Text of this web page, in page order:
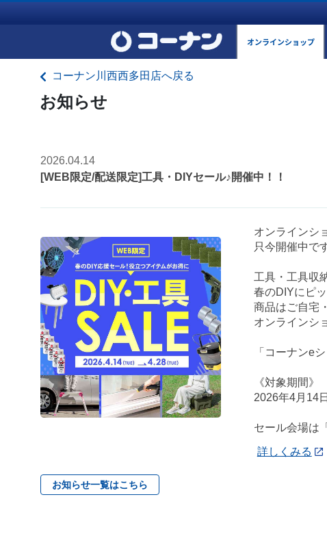
オンラインショップ
コーナン川西西多田店へ戻る
お知らせ
2026.04.14
[WEB限定/配送限定]工具・DIYセール♪開催中！！
オンラインシ
只今開催中で
工具・工具収
春のDIYにピ
商品はご自宅
オンラインシ
「コーナンe
《対象期間》
2026年4月14
セール会場は
詳しくみる
お知らせ一覧はこちら